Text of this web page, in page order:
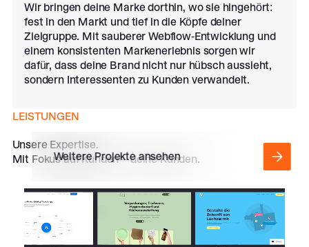
Wir bringen deine Marke dorthin, wo sie hingehört:
fest in den Markt und tief in die Köpfe deiner
Zielgruppe. Mit sauberer Webflow-Entwicklung und
einem konsistenten Markenerlebnis sorgen wir
dafür, dass deine Brand nicht nur hübsch aussieht,
sondern Interessenten zu Kunden verwandelt.
LEISTUNGEN
Unsere Expertise.
Mit Fokus auf Kunden – deine Kunden.
Weitere Projekte ansehen
Webflow